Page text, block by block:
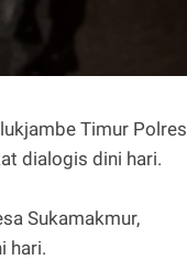
Timur Polres
dialogis dini hari.
Sukamakmur,
hari.